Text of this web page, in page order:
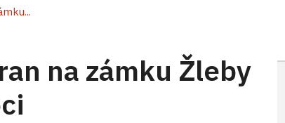
na zámku Žleby